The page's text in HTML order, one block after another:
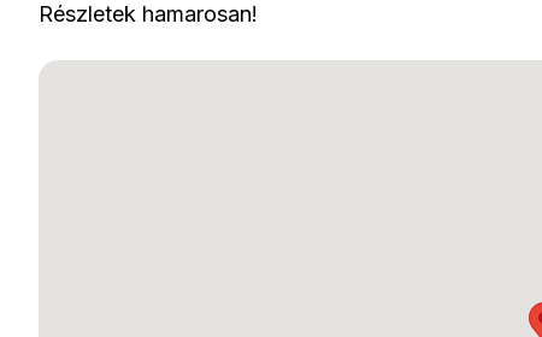
Részletek hamarosan!